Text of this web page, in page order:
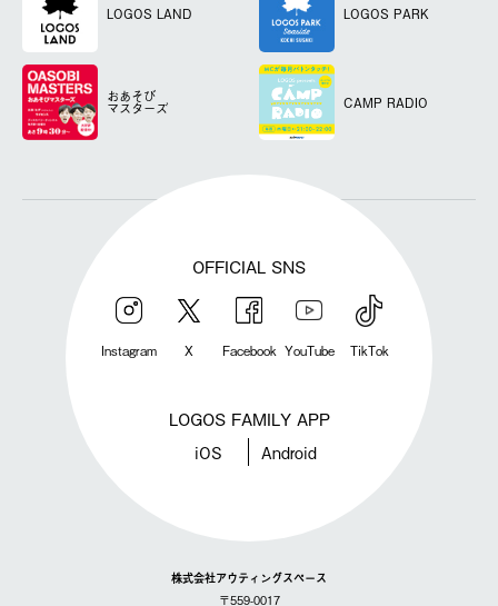
LOGOS LAND LOGOS PARK
おあそび
マスターズ CAMP RADIO
OFFICIAL SNS
Instagram X Facebook YouTube TikTok
LOGOS FAMILY APP
iOS Android
株式会社アウティングスペース
〒559-0017